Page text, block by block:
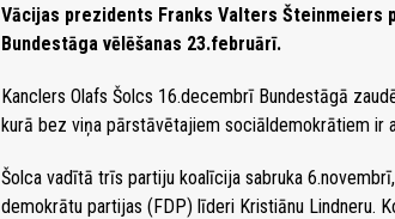
Vācijas prezidents Franks Valters Šteinmeiers
Bundestāga vēlēšanas 23.februārī.
Kanclers Olafs Šolcs 16.decembrī Bundestāgā
kurā bez viņa pārstāvētajiem sociāldemokrātiem ir
Šolca vadītā trīs partiju koalīcija sabruka
demokrātu partijas (FDP) līderi Kristiānu Lindneru.